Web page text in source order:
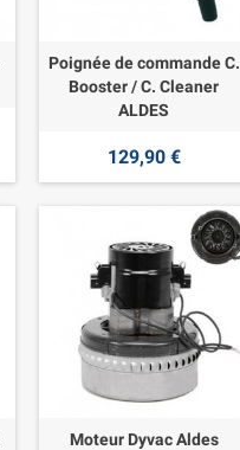
Poignée de commande C.
Booster / C. Cleaner
ALDES
129,90 €
Moteur Dyvac Aldes